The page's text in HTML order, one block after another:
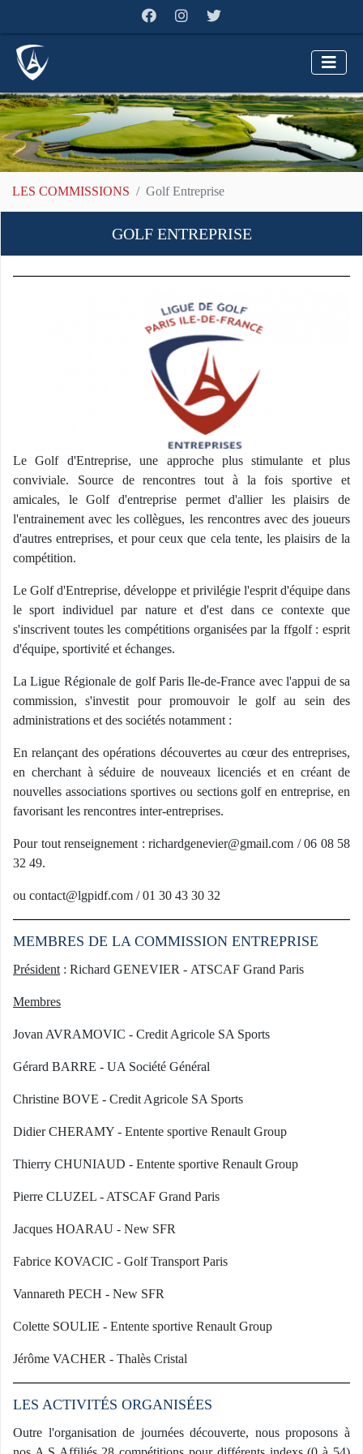
LES COMMISSIONS Golf Entreprise
GOLF ENTREPRISE
Le Golf d'Entreprise, une approche plus stimulante et plus
conviviale. Source de rencontres tout à la fois sportive et
amicales, le Golf d'entreprise permet d'allier les plaisirs de
l'entrainement avec les collègues, les rencontres avec des joueurs
d'autres entreprises, et pour ceux que cela tente, les plaisirs de la
compétition.
Le Golf d'Entreprise, développe et privilégie l'esprit d'équipe dans
le sport individuel par nature et d'est dans ce contexte que
s'inscrivent toutes les compétitions organisées par la ffgolf : esprit
d'équipe, sportivité et échanges.
La Ligue Régionale de golf Paris Ile-de-France avec l'appui de sa
commission, s'investit pour promouvoir le golf au sein des
administrations et des sociétés notamment :
En relançant des opérations découvertes au cœur des entreprises,
en cherchant à séduire de nouveaux licenciés et en créant de
nouvelles associations sportives ou sections golf en entreprise, en
favorisant les rencontres inter-entreprises.
Pour tout renseignement : richardgenevier@gmail.com / 06 08 58
32 49.
ou contact@lgpidf.com / 01 30 43 30 32
MEMBRES DE LA COMMISSION ENTREPRISE
Président : Richard GENEVIER - ATSCAF Grand Paris
Membres
Jovan AVRAMOVIC - Credit Agricole SA Sports
Gérard BARRE - UA Société Général
Christine BOVE - Credit Agricole SA Sports
Didier CHERAMY - Entente sportive Renault Group
Thierry CHUNIAUD - Entente sportive Renault Group
Pierre CLUZEL - ATSCAF Grand Paris
Jacques HOARAU - New SFR
Fabrice KOVACIC - Golf Transport Paris
Vannareth PECH - New SFR
Colette SOULIE - Entente sportive Renault Group
Jérôme VACHER - Thalès Cristal
LES ACTIVITÉS ORGANISÉES
Outre l'organisation de journées découverte, nous proposons à